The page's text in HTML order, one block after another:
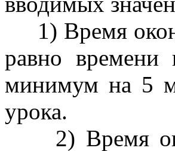
1) Время
равно времени
минимум на 5
урока.
2) Время